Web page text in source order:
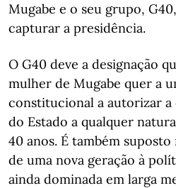
Mugabe e o seu grupo,
capturar a presidência.
O G40 deve a designação
mulher de Mugabe quer a
constitucional a autorizar a
do Estado a qualquer
40 anos. É também
de uma nova geração à
ainda dominada em larga